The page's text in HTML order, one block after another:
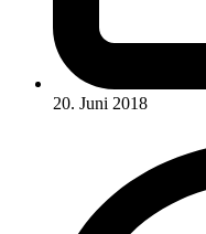
20. Juni 2018